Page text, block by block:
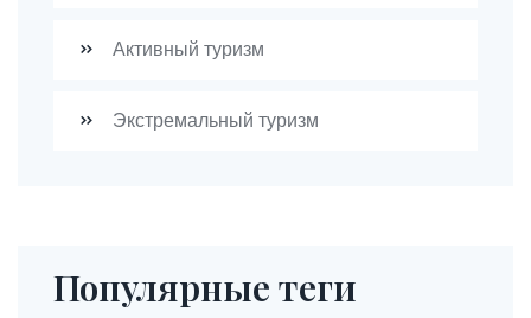
Активный туризм
Экстремальный туризм
Популярные теги